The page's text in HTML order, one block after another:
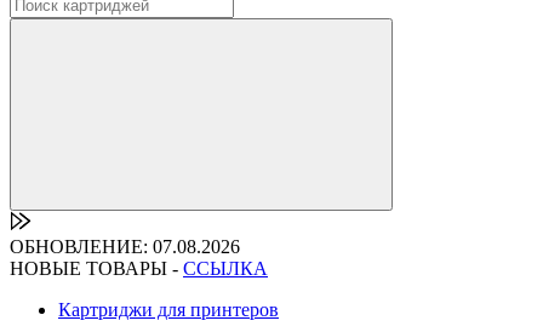
ОБНОВЛЕНИЕ: 07.08.2026
НОВЫЕ ТОВАРЫ - ССЫЛКА
Картриджи для принтеров